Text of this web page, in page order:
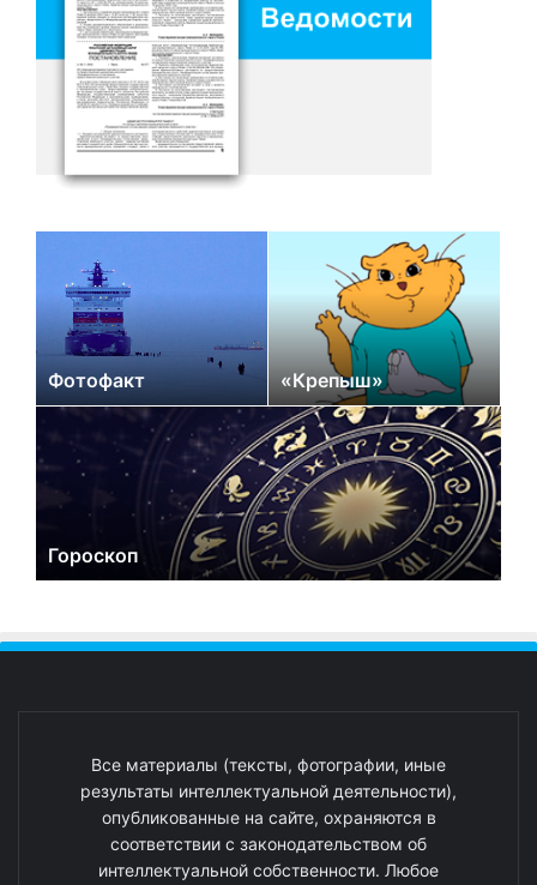
Фотофакт «Крепыш»
Гороскоп
Все материалы (тексты, фотографии, иные
результаты интеллектуальной деятельности),
опубликованные на сайте, охраняются в
соответствии с законодательством об
интеллектуальной собственности. Любое